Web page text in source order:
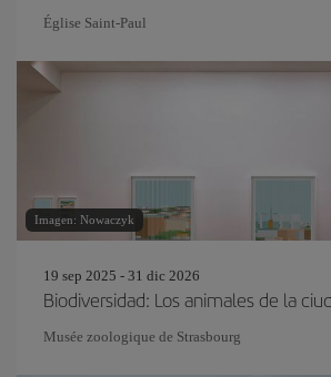
Église Saint-Paul
Imagen: Nowaczyk
19 sep 2025 - 31 dic 2026
Biodiversidad: Los animales de la
Musée zoologique de Strasbourg